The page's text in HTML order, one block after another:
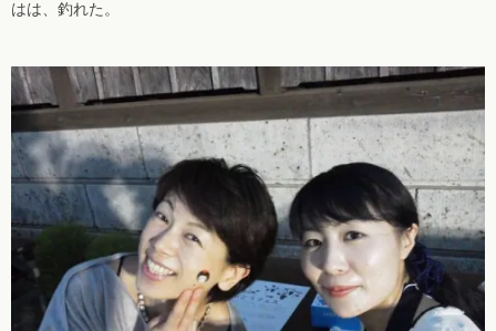
はは、釣れた。